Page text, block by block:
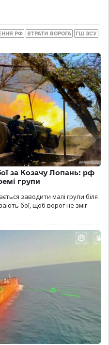
РФ ВТРАТИ ВОРОГА ГШ ЗСУ
за Козачу Лопань: рф
групи
заводити малі групи біля
бої, щоб ворог не зміг